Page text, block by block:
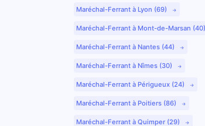
Maréchal-Ferrant à Lyon (69)
Maréchal-Ferrant à Mont-de-Marsan
Maréchal-Ferrant à Nantes (44)
Maréchal-Ferrant à Nîmes (30)
Maréchal-Ferrant à Périgueux (24)
Maréchal-Ferrant à Poitiers (86)
Maréchal-Ferrant à Quimper (29)